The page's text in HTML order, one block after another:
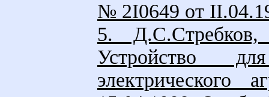
№ 2I0649 от
5.
Устройство